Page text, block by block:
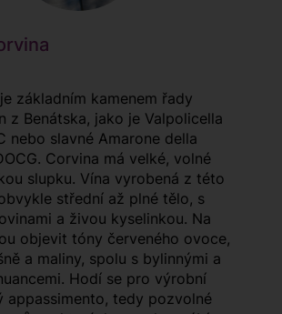
základním kamenem řady
z Benátska, jako je Valpolicella
nebo slavné Amarone della
Corvina má velké, volné
slupku. Vína vyrobená z této
střední až plné tělo, s
a živou kyselinkou. Na
objevit tóny červeného ovoce,
a maliny, spolu s bylinnými a
Hodí se pro výrobní
appassimento, tedy pozvolné